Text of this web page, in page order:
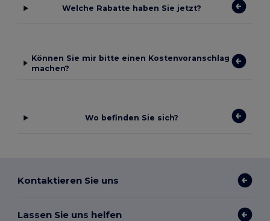
Welche Rabatte haben Sie jetzt?
Können Sie mir bitte einen Kostenvoranschlag
machen?
Wo befinden Sie sich?
Kontaktieren Sie uns
Lassen Sie uns helfen